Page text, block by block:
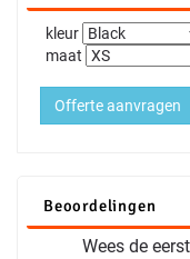
kleur
maat
Offerte aanvragen
Beoordelingen
Wees de